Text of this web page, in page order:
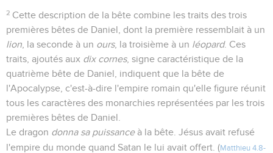
2 Cette description de la bête combine les traits des trois
premières bêtes de Daniel, dont la première ressemblait à un
lion , la seconde à un ours, la troisième à un léopard. Ces
traits, ajoutés aux dix cornes, signe caractéristique de la
quatrième bête de Daniel, indiquent que la bête de
l'Apocalypse, c'est-à-dire l'empire romain qu'elle figure réunit
tous les caractères des monarchies représentées par les trois
premières bêtes de Daniel.
Le dragon donna sa puissanceà la bête. Jésus avait refusé
l'empire du monde quand Satan le lui avait offert. (Matthieu 4.8-